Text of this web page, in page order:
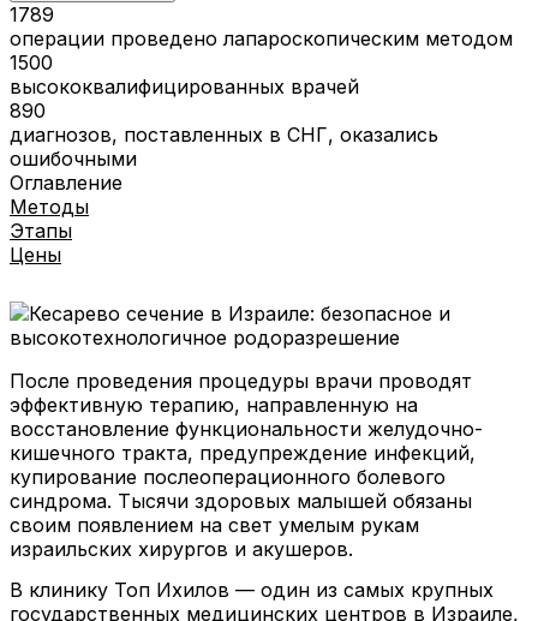
1789
операции проведено лапароскопическим методом
1500
высококвалифицированных врачей
890
диагнозов, поставленных в СНГ, оказались
ошибочными
Оглавление
Методы
Этапы
Цены
После проведения процедуры врачи проводят
эффективную терапию, направленную на
восстановление функциональности желудочно-
кишечного тракта, предупреждение инфекций,
купирование послеоперационного болевого
синдрома. Тысячи здоровых малышей обязаны
своим появлением на свет умелым рукам
израильских хирургов и акушеров.
В клинику Топ Ихилов — один из самых крупных
государственных медицинских центров в Израиле,